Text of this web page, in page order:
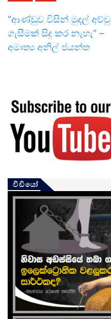
“ආණ්ඩුව විසින් මුදල් අච්චු
ගැසීමක් සිදු කර නැහැ” –
අමාත්‍ය අනිල් ජයන්ත
වීඩියෝ